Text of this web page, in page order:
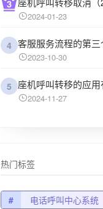
2024-01-23
4
2023-10-30
5
2024-11-27
热门标签
# 电话呼叫中心系统